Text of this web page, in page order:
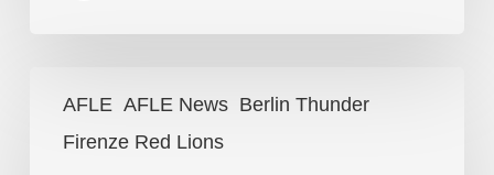
AFLE AFLE News Berlin Thunder
Firenze Red Lions
Cole